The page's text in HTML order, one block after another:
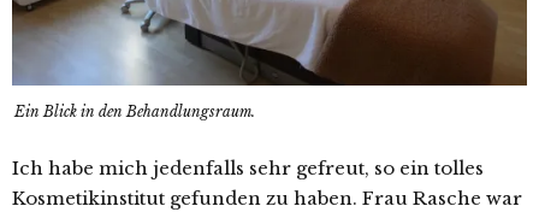
Ein Blick in den Behandlungsraum.
Ich habe mich jedenfalls sehr gefreut, so ein tolles
Kosmetikinstitut gefunden zu haben. Frau Rasche war